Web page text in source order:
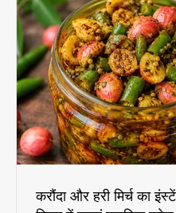
करौंदा और हरी मिर्च का